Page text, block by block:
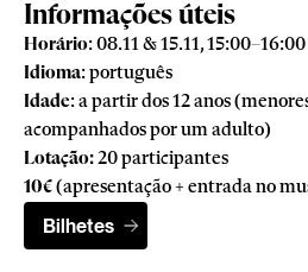
Informações úteis
Horário: 08.11 & 15.11, 15:00–16:00
Idioma: português
Idade: a partir dos 12 anos
acompanhados por um adulto)
Lotação:20 participantes
10€(apresentação + entrada no
Bilhetes